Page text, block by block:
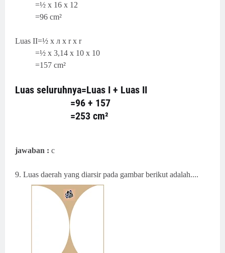
=½ x 16 x 12
=96 cm²
Luas II=½ x л x r x r
=½ x 3,14 x 10 x 10
=157 cm²
Luas seluruhnya=Luas I + Luas II
=96 + 157
=253 cm²
jawaban : c
9. Luas daerah yang diarsir pada gambar berikut adalah....